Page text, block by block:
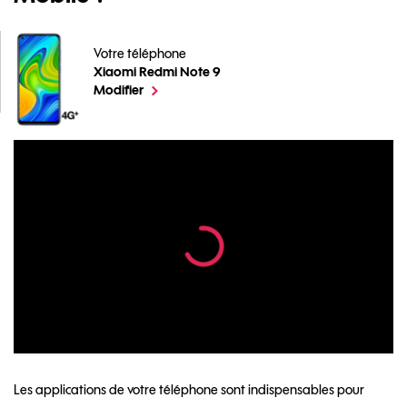
Votre téléphone
Xiaomi Redmi Note 9
Comment gérer les applications de votre Mobile ?
Modifierle téléphone sélectionné
Les applications de votre téléphone sont indispensables pour